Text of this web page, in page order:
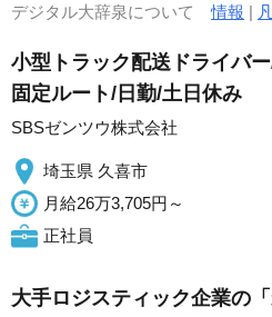
デジタル大辞泉について情報 |
小型トラック配送ドライバ
固定ルート/日勤/土日休み
SBSゼンツウ株式会社
埼玉県 久喜市
月給26万3,705円～
正社員
大手ロジスティック企業の